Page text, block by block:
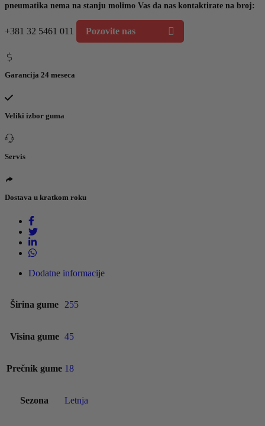
pneumatika nema na stanju molimo Vas da nas kontaktirate na broj:
+381 32 5461 011 Pozovite nas
Garancija 24 meseca
Veliki izbor guma
Servis
Dostava u kratkom roku
Dodatne informacije
Širina gume 255
Visina gume 45
Prečnik gume 18
Sezona Letnja